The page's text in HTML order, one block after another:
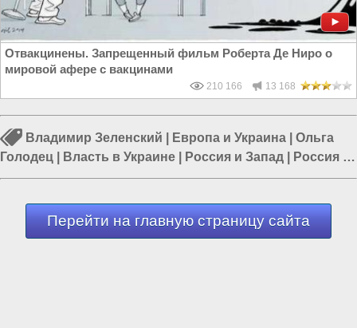
Отвакцинены. Запрещенный фильм Роберта Де Ниро о
мировой афере с вакцинами
210 166 13 168
Владимир Зеленский Европа и Украина
Ольга
Голодец
Власть в Украине Россия и Запад
Россия и
Украина|Россия и Евразия
Перейти на главную страницу сайта